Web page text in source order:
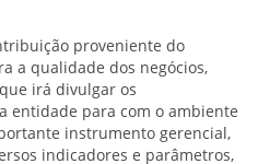
proveniente do
a qualidade dos negócios,
irá divulgar os
entidade para com o ambiente
instrumento gerencial,
indicadores e parâmetros,